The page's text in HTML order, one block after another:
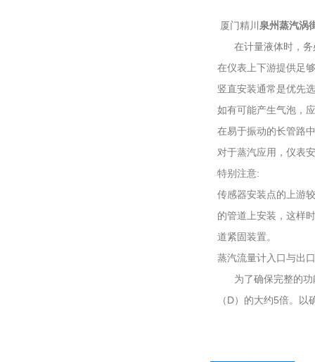
厦门精川 泉州蒸汽涡
在计量液体时，务
在仪表上下游提供足
竖直安装通常是优先
如有可能产生气泡，
在易于振动的长管路
对于蒸汽应用，仪表
特别注意:
传感器安装点的上游
的管道上安装，这样
道紧固装置。
蒸汽流量计入口与出
为了确保完整的功
（D）的大约5倍。